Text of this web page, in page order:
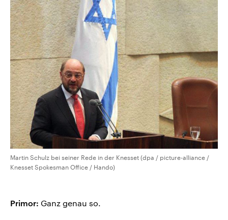
Martin Schulz bei seiner Rede in der Knesset (dpa / picture-alliance /
Knesset Spokesman Office / Hando)
Primor: Ganz genau so.